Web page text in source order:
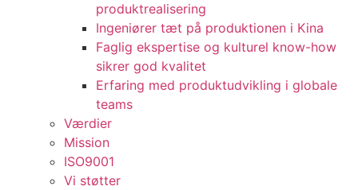
produktrealisering
Ingeniører tæt på produktionen i Kina
Faglig ekspertise og kulturel know-how
sikrer god kvalitet
Erfaring med produktudvikling i globale
teams
Værdier
Mission
ISO9001
Vi støtter